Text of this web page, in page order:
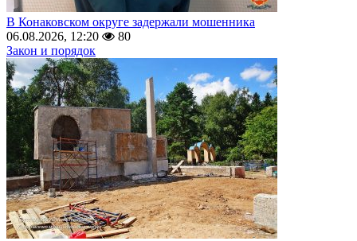
В Конаковском округе задержали мошенника
06.08.2026, 12:20
80
Закон и порядок